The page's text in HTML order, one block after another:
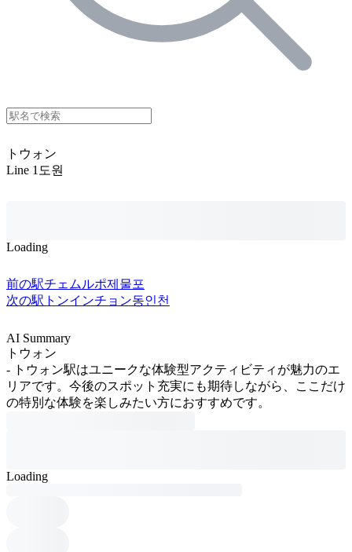
トウォン
Line 1 도원
Loading
前の駅チェムルポ제물포
次の駅 トンインチョン동인천
AI Summary
トウォン
- トウォン駅はユニークな体験型アクティビティが魅力のエ
リアです。今後のスポット充実にも期待しながら、ここだけ
の特別な体験を楽しみたい方におすすめです。
Loading